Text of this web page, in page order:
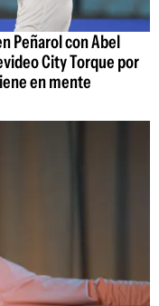
Peñarol con Abel
City Torque por
en mente